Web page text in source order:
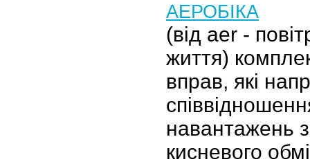
АЕРОБІКА
(від aer -
життя)
вправ, які
навантажень
кисневого